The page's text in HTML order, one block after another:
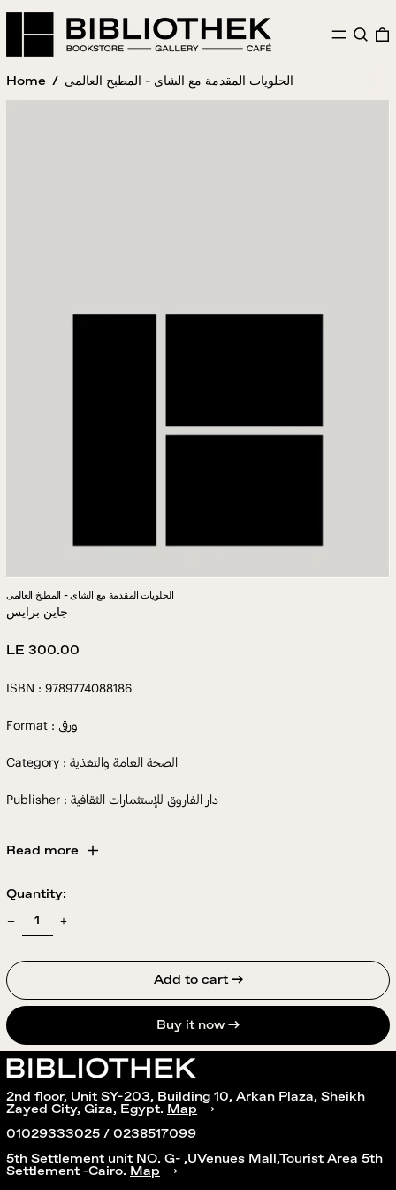
MENU
Home / الحلويات المقدمة مع الشاى - المطبخ العالمى
الحلويات المقدمة مع الشاى - المطبخ العالمى
جاين برايس
Regular
LE 300.00
ISBN : 9789774088186
Format : ورقى
Category : الصحة العامة والتغذية
Publisher : دار الفاروق للإستثمارات الثقافية
Read more
Quantity:
Add to cart →
Buy it now
2nd floor, Unit SY-203, Building 10, Arkan Plaza, Sheikh
Zayed City, Giza, Egypt. Map⟶
01029333025 / 0238517099
5th Settlement unit NO. G- ,UVenues Mall,Tourist Area 5th
Settlement -Cairo. Map⟶